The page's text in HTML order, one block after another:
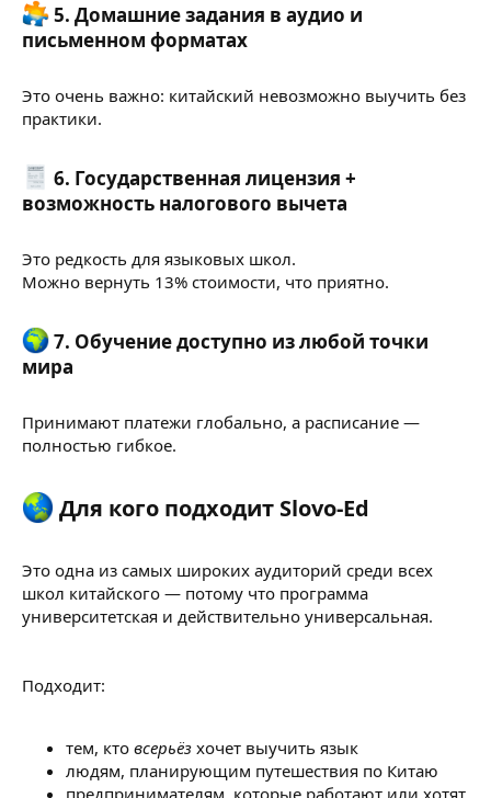
5. Домашние задания в аудио и
письменном форматах
Это очень важно: китайский невозможно выучить без
практики.
6. Государственная лицензия +
возможность налогового вычета
Это редкость для языковых школ.
Можно вернуть 13% стоимости, что приятно.
7. Обучение доступно из любой точки
мира
Принимают платежи глобально, а расписание —
полностью гибкое.
Для кого подходит Slovo-Ed​
Это одна из самых широких аудиторий среди всех
школ китайского — потому что программа
университетская и действительно универсальная.
Подходит:
тем, кто всерьёз хочет выучить язык
людям, планирующим путешествия по Китаю
предпринимателям, которые работают или хотят